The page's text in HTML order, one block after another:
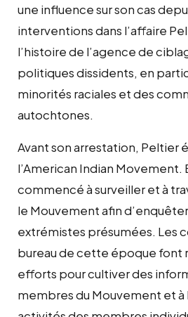
une influence sur son cas
interventions dans l’affaire
l’histoire de l’agence de
politiques dissidents, en
minorités raciales et des
autochtones.
Avant son arrestation, Peltier
l’American Indian Movement.
commencé à surveiller et à
le Mouvement afin
extrémistes présumées. Les
bureau de cette époque font
efforts pour cultiver des
membres du Mouvement et à